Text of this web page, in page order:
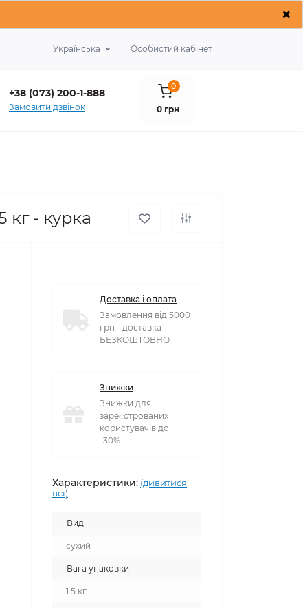
×
Українська Особистий кабінет
+38 (073) 200-1-888
Замовити дзвінок
0
0 грн
кг - курка
Доставка і оплата
Замовлення від 5000
грн - доставка
БЕЗКОШТОВНО
Знижки
Знижки для
зареєстрованих
користувачів до
-30%
Характеристики: (дивитися
всі)
Вид
сухий
Вага упаковки
1.5 кг